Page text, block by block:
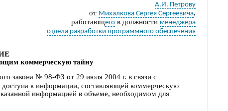
А.И. Петрову
от Михалкова Сергея Сергеевича,
работающего в должности менеджера
отдела разработки программного обеспечения
коммерческую тайну
закона № 98-ФЗ от 29 июля 2004 г. в связи с
к информации, составляющей коммерческую
информацией в объеме, необходимом для